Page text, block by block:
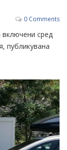
0 Comments
сред
публикувана